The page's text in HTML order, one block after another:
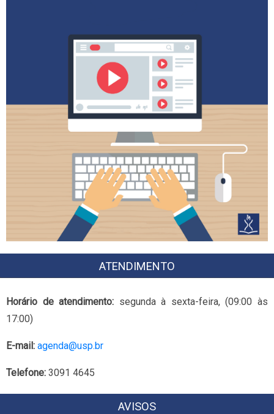
ATENDIMENTO
Horário de atendimento: segunda à sexta-feira, (09:00 às
17:00)
E-mail: agenda@usp.br
Telefone: 3091 4645
AVISOS